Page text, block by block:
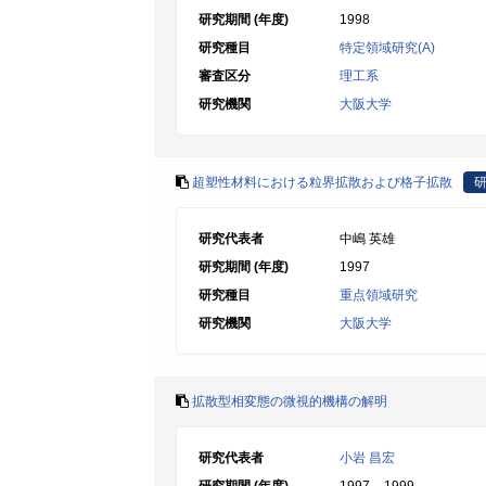
研究期間 (年度)
1998
研究種目
特定領域研究(A)
審査区分
理工系
研究機関
大阪大学
超塑性材料における粒界拡散および格子拡散
研究代表者
中嶋 英雄
研究期間 (年度)
1997
研究種目
重点領域研究
研究機関
大阪大学
拡散型相変態の微視的機構の解明
研究代表者
小岩 昌宏